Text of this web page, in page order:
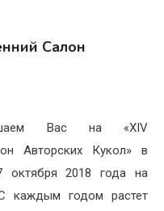
Салон
Вас на «XIV
Авторских Кукол» в
2018 года на
каждым годом растет